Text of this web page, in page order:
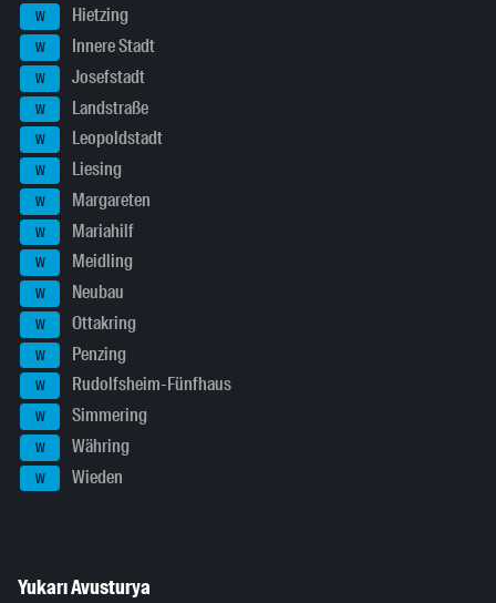
W Hietzing
W Innere Stadt
W Josefstadt
W Landstraße
W Leopoldstadt
W Liesing
W Margareten
W Mariahilf
W Meidling
W Neubau
W Ottakring
W Penzing
W Rudolfsheim-Fünfhaus
W Simmering
W Währing
W Wieden
Yukarı Avusturya